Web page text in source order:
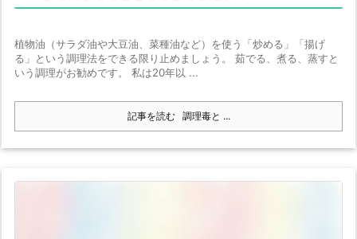
植物油（サラダ油や大豆油、菜種油など）を使う「炒める」「揚げ
る」という調理法をできる限り止めましょう。 茹でる、煮る、蒸すと
いう調理がお勧めです。 私は20年以 ...
記事を読む 調理毒と ...